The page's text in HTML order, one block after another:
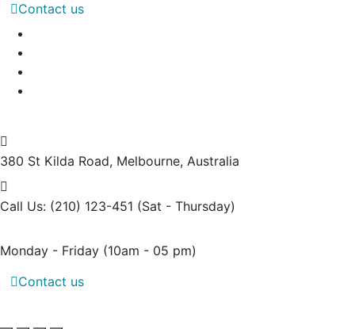
Contact us
380 St Kilda Road, Melbourne, Australia
Call Us: (210) 123-451 (Sat - Thursday)
Monday - Friday (10am - 05 pm)
Contact us